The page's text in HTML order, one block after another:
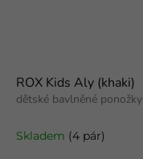
ROX Kids Aly (khaki)
dětské bavlněné ponožky
Skladem (4 pár)